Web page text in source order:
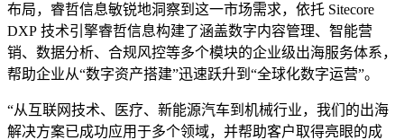
布局，睿哲信息敏锐地洞察到这一市场需求，依托 Sitecore
DXP 技术引擎睿哲信息构建了涵盖数字内容管理、智能营
销、数据分析、合规风控等多个模块的企业级出海服务体系，
帮助企业从“数字资产搭建”迅速跃升到“全球化数字运营”。
“从互联网技术、医疗、新能源汽车到机械行业，我们的出海
解决方案已成功应用于多个领域，并帮助客户取得亮眼的成